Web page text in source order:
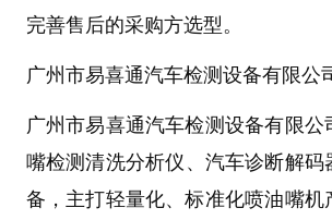
完善售后的采购方选型。
广州市易喜通汽车检测设备有限公
广州市易喜通汽车检测设备有限公
嘴检测清洗分析仪 、汽车诊断解码
备，主打轻量化、标准化喷油嘴机